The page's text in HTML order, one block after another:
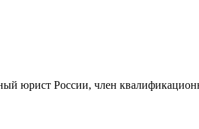
юрист России, член